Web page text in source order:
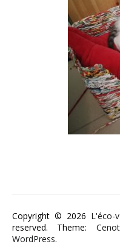
Copyright © 2026 L'éco-
reserved. Theme:
WordPress.